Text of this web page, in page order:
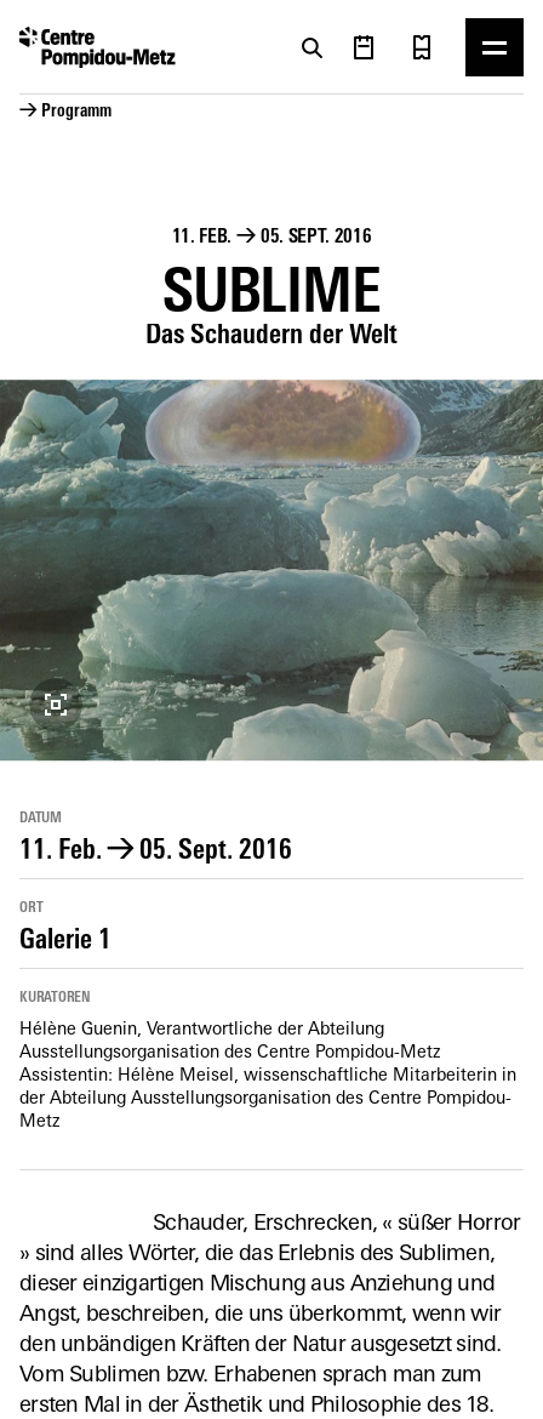
→ Programm
11. FEB. → 05. SEPT. 2016
SUBLIME
Das Schaudern der Welt
DATUM
11. Feb. → 05. Sept. 2016
ORT
Galerie 1
KURATOREN
Hélène Guenin, Verantwortliche der Abteilung
Ausstellungsorganisation des Centre Pompidou-Metz
Assistentin: Hélène Meisel, wissenschaftliche Mitarbeiterin in
der Abteilung Ausstellungsorganisation des Centre Pompidou-
Metz
Schauder, Erschrecken, « süßer Horror
» sind alles Wörter, die das Erlebnis des Sublimen,
dieser einzigartigen Mischung aus Anziehung und
Angst, beschreiben, die uns überkommt, wenn wir
den unbändigen Kräften der Natur ausgesetzt sind.
Vom Sublimen bzw. Erhabenen sprach man zum
ersten Mal in der Ästhetik und Philosophie des 18.